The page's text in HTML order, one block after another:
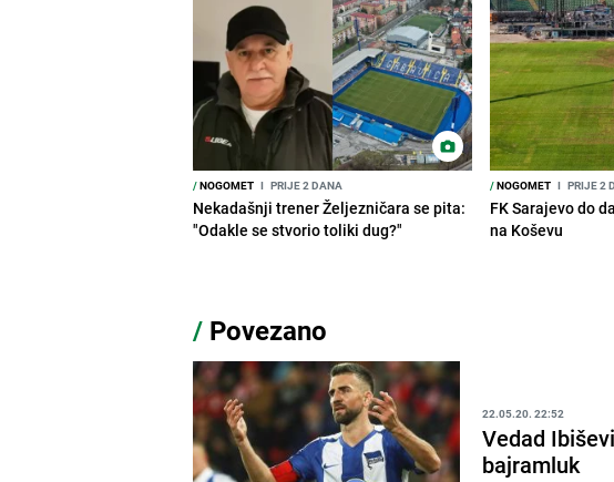
/NOGOMET I PRIJE 2 DANA
Nekadašnji trener Željezničara se pita:
"Odakle se stvorio toliki dug?"
/NOGOMET I PRIJE 2
FK Sarajevo do
na Koševu
/ Povezano
22.05.20. 22:52
Vedad
bajramluk